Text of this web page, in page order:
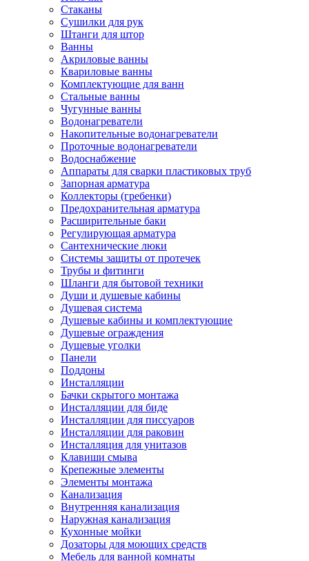
Стаканы
Сушилки для рук
Штанги для штор
Ванны
Акриловые ванны
Квариловые ванны
Комплектующие для ванн
Стальные ванны
Чугунные ванны
Водонагреватели
Накопительные водонагреватели
Проточные водонагреватели
Водоснабжение
Аппараты для сварки пластиковых труб
Запорная арматура
Коллекторы (гребенки)
Предохранительная арматура
Расширительные баки
Регулирующая арматура
Сантехнические люки
Системы защиты от протечек
Трубы и фитинги
Шланги для бытовой техники
Души и душевые кабины
Душевая система
Душевые кабины и комплектующие
Душевые ограждения
Душевые уголки
Панели
Поддоны
Инсталляции
Бачки скрытого монтажа
Инсталляции для биде
Инсталляции для писсуаров
Инсталляции для раковин
Инсталляция для унитазов
Клавиши смыва
Крепежные элементы
Элементы монтажа
Канализация
Внутренняя канализация
Наружная канализация
Кухонные мойки
Дозаторы для моющих средств
Мебель для ванной комнаты